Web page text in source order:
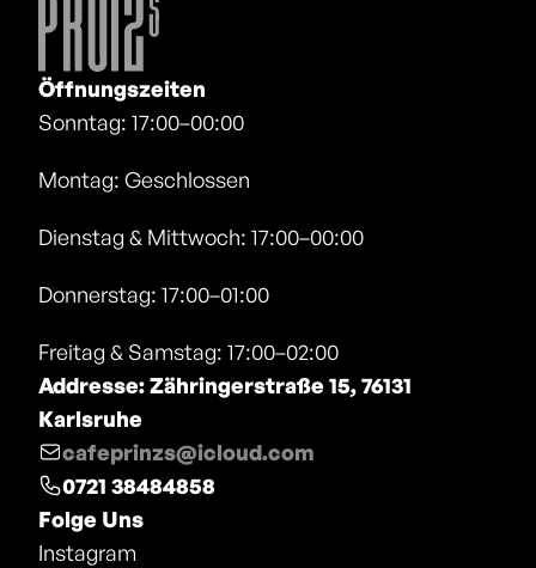
Öffnungszeiten
Sonntag: 17:00–00:00
Montag: Geschlossen
Dienstag & Mittwoch: 17:00–00:00
Donnerstag: 17:00–01:00
Freitag & Samstag: 17:00–02:00
Addresse: Zähringerstraße 15, 76131
Karlsruhe
cafeprinzs@icloud.com
0721 38484858
Folge Uns
Instagram